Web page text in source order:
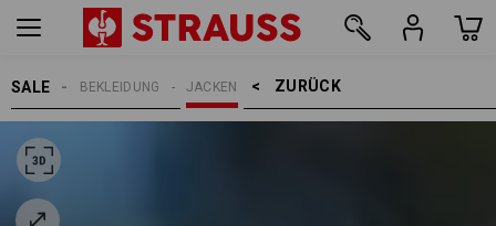
SALE ZURÜCK    >
JACKEN
BEKLEIDUNG